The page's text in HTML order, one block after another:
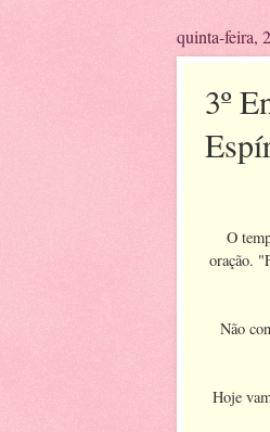
quinta-feira,
3º
O
oração.
Não
Hoje